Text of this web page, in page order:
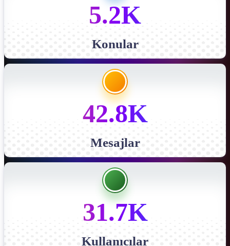
5.2K
Konular
42.8K
Mesajlar
31.7K
Kullanıcılar